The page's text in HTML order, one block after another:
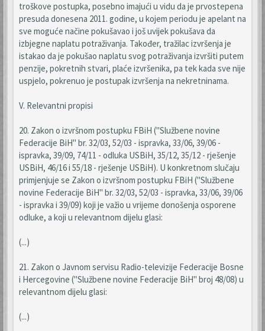
troškove postupka, posebno imajući u vidu da je prvostepena
presuda donesena 2011. godine, u kojem periodu je apelant na
sve moguće načine pokušavao i još uvijek pokušava da
izbjegne naplatu potraživanja. Također, tražilac izvršenja je
istakao da je pokušao naplatu svog potraživanja izvršiti putem
penzije, pokretnih stvari, plaće izvršenika, pa tek kada sve nije
uspjelo, pokrenuo je postupak izvršenja na nekretninama.
V. Relevantni propisi
20. Zakon o izvršnom postupku FBiH ("Službene novine
Federacije BiH" br. 32/03, 52/03 - ispravka, 33/06, 39/06 -
ispravka, 39/09, 74/11 - odluka USBiH, 35/12, 35/12 - rješenje
USBiH, 46/16 i 55/18 - rješenje USBiH). U konkretnom slučaju
primjenjuje se Zakon o izvršnom postupku FBiH ("Službene
novine Federacije BiH" br. 32/03, 52/03 - ispravka, 33/06, 39/06
- ispravka i 39/09) koji je važio u vrijeme donošenja osporene
odluke, a koji u relevantnom dijelu glasi:
(...)
21. Zakon o Javnom servisu Radio-televizije Federacije Bosne
i Hercegovine ("Službene novine Federacije BiH" broj 48/08) u
relevantnom dijelu glasi:
(...)